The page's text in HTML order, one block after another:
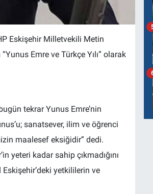
Eskişehir Milletvekili Metin
Emre ve Türkçe Yılı” olarak
tekrar Yunus Emre’nin
sanatsever, ilim ve öğrenci
maalesef eksiğidir” dedi.
yeteri kadar sahip çıkmadığını
yetkililerin ve